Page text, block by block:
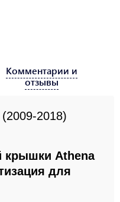
2018)
крышки Athena
для
Комментарии и
отзывы